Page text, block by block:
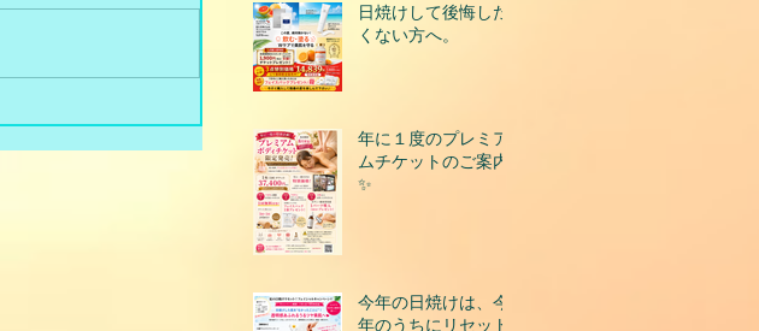
日焼けして後悔した
くない方へ。
年に１度のプレミア
ムチケットのご案内
✨
今年の日焼けは、今
年のうちにリセット